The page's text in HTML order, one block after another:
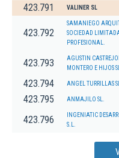
423.791 VALINER SL
423.792
SAMANIEGO
SOCIEDAD
PROFESIONAL.
423.793
AGUSTIN
MONTERO E HIJOS SL
423.794 ANGEL TURRILLAS SL
423.795 ANMAJILO SL.
423.796
INGENIATIC
S.L.